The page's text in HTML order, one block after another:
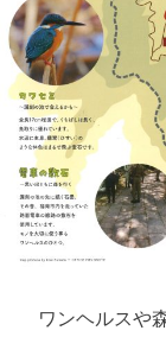
ワンヘルスや